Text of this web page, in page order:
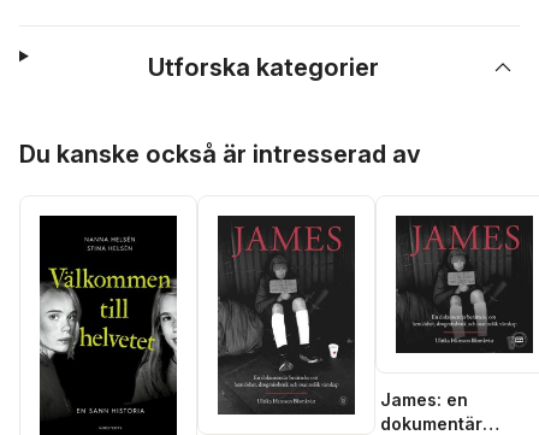
Utforska kategorier
Du kanske också är intresserad av
James: en
dokumentär